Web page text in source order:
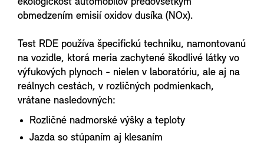
obmedzením emisií oxidov dusíka (NOx).
Test RDE používa špecifickú techniku, namontovanú
na vozidle, ktorá meria zachytené škodlivé látky vo
výfukových plynoch - nielen v laboratóriu, ale aj na
reálnych cestách, v rozličných podmienkach,
vrátane nasledovných:
Rozličné nadmorské výšky a teploty
Jazda so stúpaním aj klesaním